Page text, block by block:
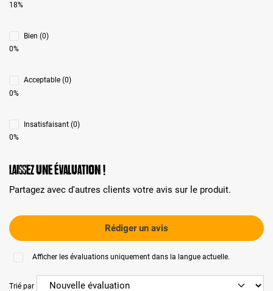
18%
Bien (0)
0%
Acceptable (0)
0%
Insatisfaisant (0)
0%
Laissez une évaluation !
Partagez avec d'autres clients votre avis sur le produit.
Rédiger un avis
Afficher les évaluations uniquement dans la langue actuelle.
Trié par